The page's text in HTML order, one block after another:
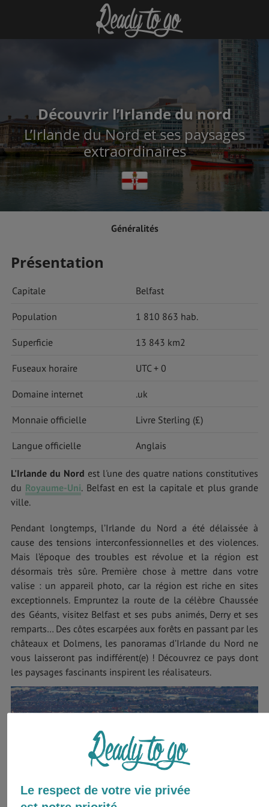
Découvrir l’Irlande du nord
L’Irlande du Nord et ses paysages
extraordinaires
Généralités
Présentation
Capitale Belfast
Population 1 810 863 hab.
Superficie 13 843 km2
Fuseaux horaire UTC + 0
Domaine internet .uk
Monnaie officielle Livre Sterling (£)
Langue officielle Anglais
L'Irlande du Nord est l'une des quatre nations constitutives
du Royaume-Uni. Belfast en est la capitale et plus grande
ville.
Pendant longtemps, l’Irlande du Nord a été délaissée à
cause des tensions interconfessionnelles et des violences.
Mais l’époque des troubles est révolue et la région est
désormais très sûre. Première chose à mettre dans votre
valise : un appareil photo, car la région est riche en sites
exceptionnels. Empruntez la route de la célèbre Chaussée
des Géants, visitez Belfast et ses pubs animés, Derry et ses
remparts… Des côtes escarpées aux forêts en passant par les
châteaux et Dolmens, les panoramas d’Irlande du Nord ne
vous laisseront pas indifférent(e) ! Découvrez ce pays dont
les paysages fascinants inspirent les réalisateurs.
Le respect de votre vie privée